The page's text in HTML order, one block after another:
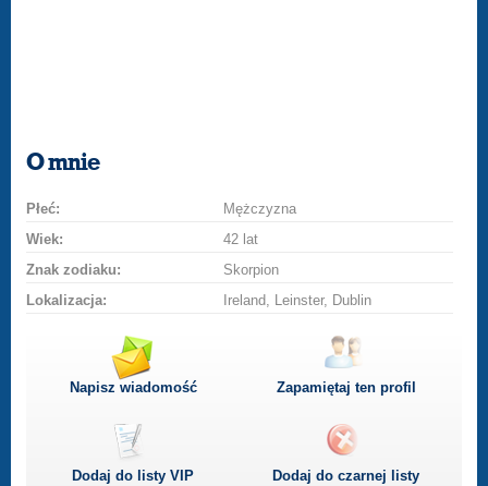
O mnie
Płeć:
Mężczyzna
Wiek:
42 lat
Znak zodiaku:
Skorpion
Lokalizacja:
Ireland, Leinster, Dublin
Napisz wiadomość Zapamiętaj ten profil
Dodaj do listyVIP Dodaj do czarnej listy